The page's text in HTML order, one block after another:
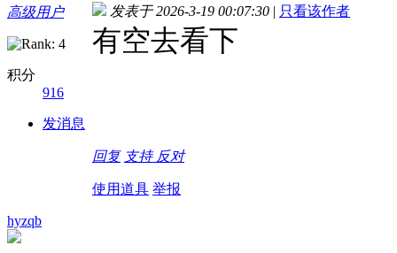
高级用户
积分
916
发消息
发表于 2026-3-19 00:07:30 | 只看该作者
有空去看下
回复 支持 反对
使用道具 举报
hyzqb